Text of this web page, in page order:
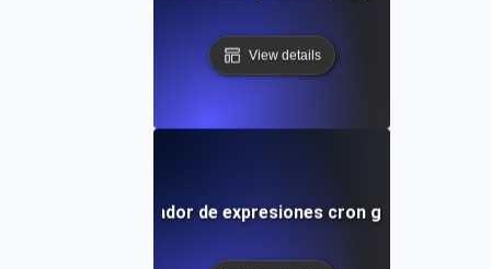
View details
Analizador de expresiones cron gratuito